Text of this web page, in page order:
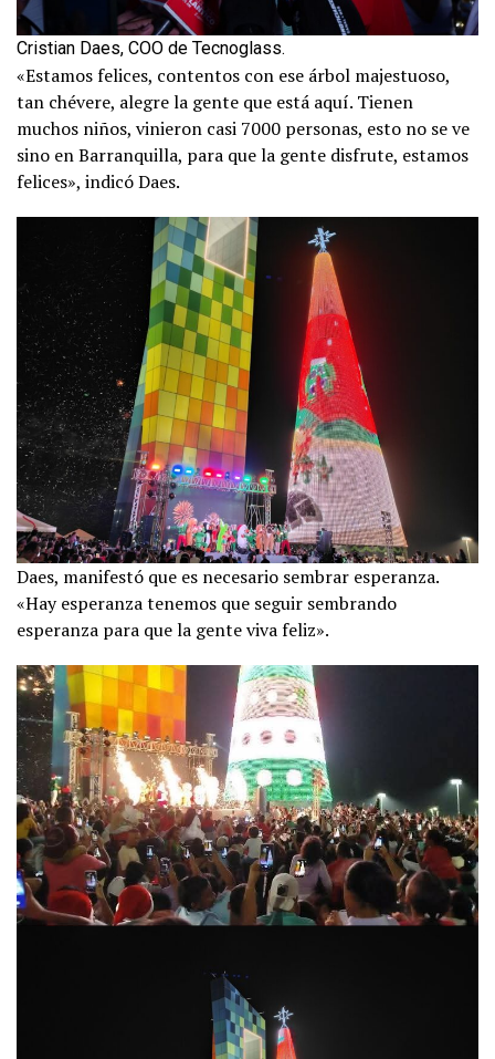
Cristian Daes, COO de Tecnoglass.
«Estamos felices, contentos con ese árbol majestuoso,
tan chévere, alegre la gente que está aquí. Tienen
muchos niños, vinieron casi 7000 personas, esto no se ve
sino en Barranquilla, para que la gente disfrute, estamos
felices», indicó Daes.
Daes, manifestó que es necesario sembrar esperanza.
«Hay esperanza tenemos que seguir sembrando
esperanza para que la gente viva feliz».